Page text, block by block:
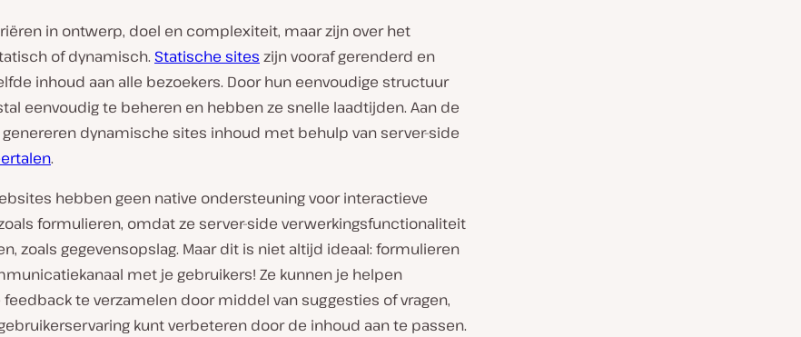
in ontwerp, doel en complexiteit, maar zijn over het
of dynamisch. Statische sites zijn vooraf gerenderd en
inhoud aan alle bezoekers. Door hun eenvoudige structuur
eenvoudig te beheren en hebben ze snelle laadtijden. Aan de
dynamische sites inhoud met behulp van server-side
.
hebben geen native ondersteuning voor interactieve
formulieren, omdat ze server-side verwerkingsfunctionaliteit
zoals gegevensopslag. Maar dit is niet altijd ideaal: formulieren
met je gebruikers! Ze kunnen je helpen
te verzamelen door middel van suggesties of vragen,
kunt verbeteren door de inhoud aan te passen.